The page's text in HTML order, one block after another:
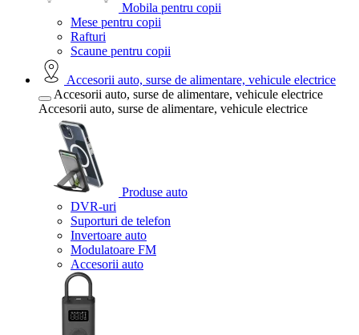
Mobila pentru copii
Mese pentru copii
Rafturi
Scaune pentru copii
Accesorii auto, surse de alimentare, vehicule electrice
Accesorii auto, surse de alimentare, vehicule electrice
Accesorii auto, surse de alimentare, vehicule electrice
Produse auto
DVR-uri
Suporturi de telefon
Invertoare auto
Modulatoare FM
Accesorii auto